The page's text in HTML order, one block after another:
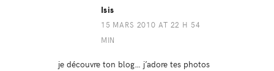
Isis
15 MARS 2010 AT 22 H 54
MIN
je découvre ton blog… j’adore tes photos